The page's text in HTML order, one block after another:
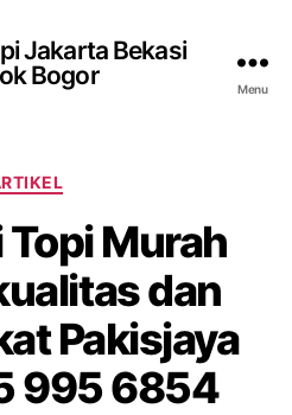
Jakarta Bekasi
Bogor
Menu
Categories
Murah
dan
Pakisjaya
995 6854